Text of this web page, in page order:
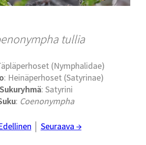
tullia
(Nymphalidae)
: Heinäperhoset (Satyrinae)
Sukuryhmä: Satyrini
: Coenonympha
Seuraava →